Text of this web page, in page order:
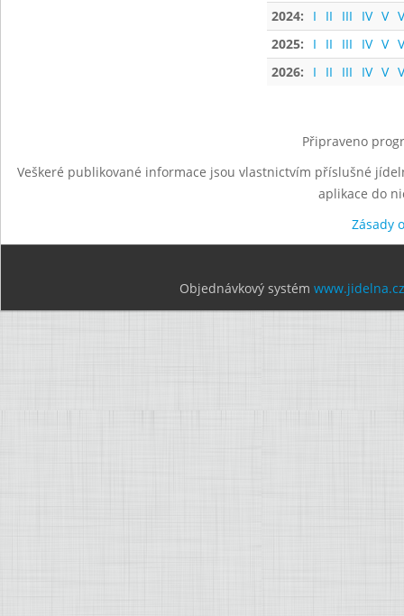
2024:
I II III IV V
2025:
I II III IV V
2026:
I II III IV V
Připraveno
Veškeré publikované informace jsou vlastnictvím příslušné
aplikace do
Zásady
Objednávkový systém www.jidelna.cz